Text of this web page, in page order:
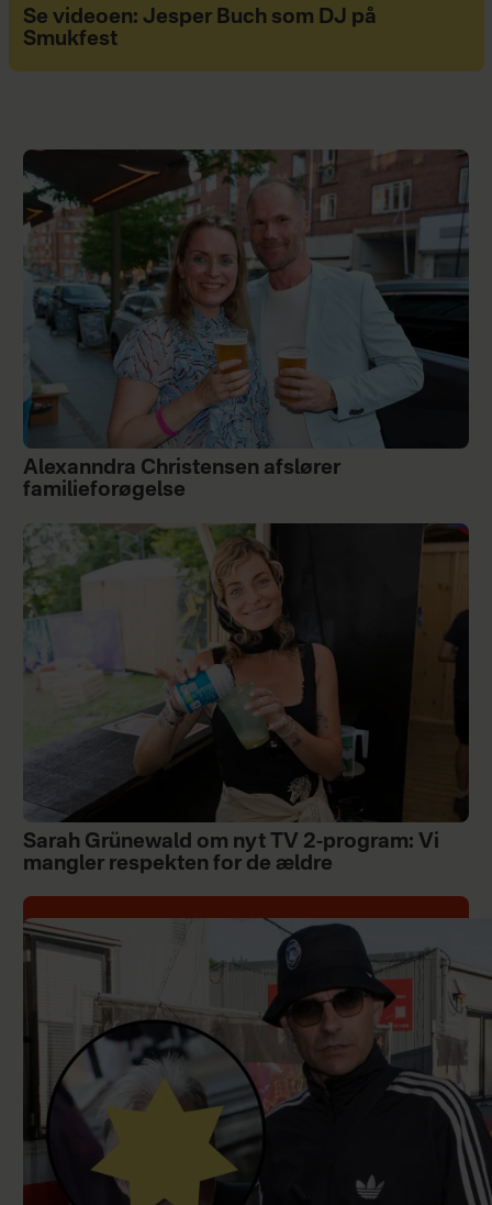
Se videoen: Jesper Buch som DJ på
Smukfest
Alexanndra Christensen afslører
familieforøgelse
Sarah Grünewald om nyt TV 2-program: Vi
mangler respekten for de ældre